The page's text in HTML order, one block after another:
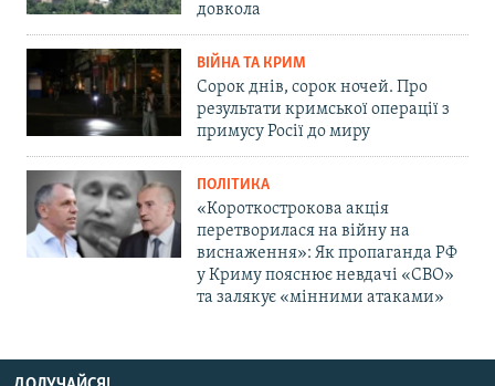
довкола
ВІЙНА ТА КРИМ
Сорок днів, сорок ночей. Про
результати кримської операції з
примусу Росії до миру
ПОЛІТИКА
«Короткострокова акція
перетворилася на війну на
виснаження»: Як пропаганда РФ
у Криму пояснює невдачі «СВО»
та залякує «мінними атаками»